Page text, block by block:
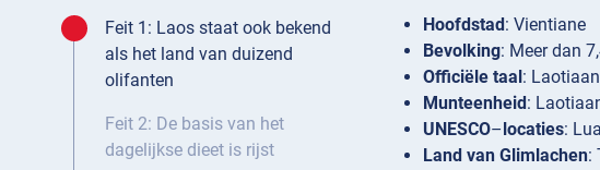
Feit 1: Laos staat ook bekend
als het land van duizend
olifanten
Feit 2: De basis van het
dagelijkse dieet is rijst
Hoofdstad : Vientiane
Bevolking: Meer dan
Officiële taal :
Munteenheid :
UNESCO– locaties:
Land van Glimlachen: